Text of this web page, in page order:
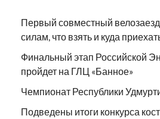
Первый совместный
силам, что взять и куда
Финальный этап Российской
пройдет на ГЛЦ «Банное»
Чемпионат Республики
Подведены итоги конкурса